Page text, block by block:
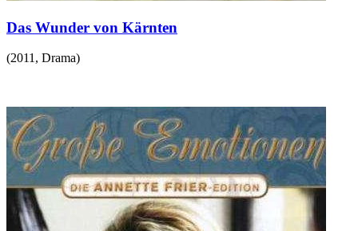
Das Wunder von Kärnten
(2011 , Drama)